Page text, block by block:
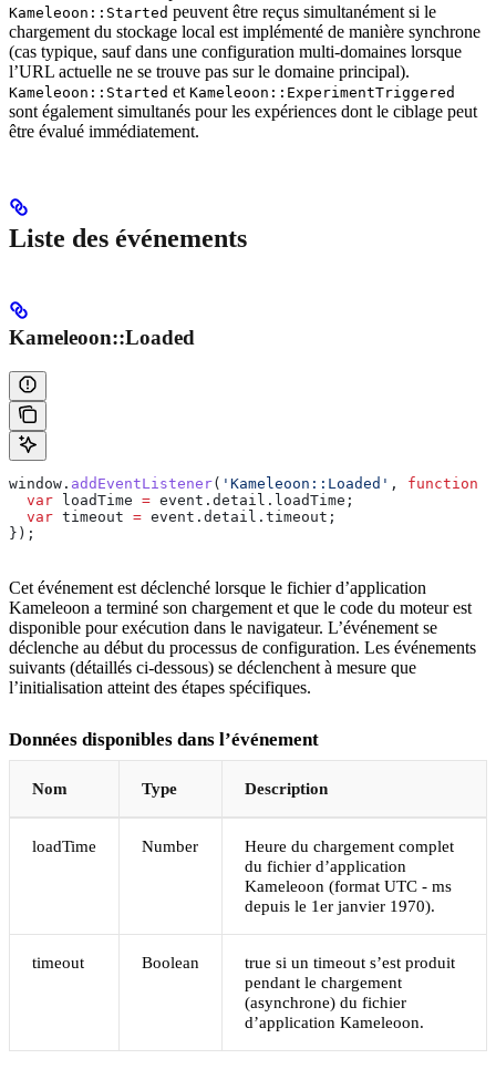
Kameleoon::Started peuvent être reçus simultanément si le
chargement du stockage local est implémenté de manière synchrone
(cas typique, sauf dans une configuration multi-domaines lorsque
l’URL actuelle ne se trouve pas sur le domaine principal).
Kameleoon::Started et Kameleoon::ExperimentTriggered
sont également simultanés pour les expériences dont le ciblage peut
être évalué immédiatement.
Liste des événements
Kameleoon::Loaded
window . addEventListener( 'Kameleoon::Loaded' , function
  var
loadTime = event . detail . loadTime ;
  var
timeout = event . detail . timeout ;
});
Cet événement est déclenché lorsque le fichier d’application
Kameleoon a terminé son chargement et que le code du moteur est
disponible pour exécution dans le navigateur. L’événement se
déclenche au début du processus de configuration. Les événements
suivants (détaillés ci-dessous) se déclenchent à mesure que
l’initialisation atteint des étapes spécifiques.
Données disponibles dans l’événement
Nom Type Description
loadTime Number
Heure du chargement complet
du fichier d’application
Kameleoon (format UTC - ms
depuis le 1er janvier 1970).
timeout Boolean
true si un timeout s’est produit
pendant le chargement
(asynchrone) du fichier
d’application Kameleoon.